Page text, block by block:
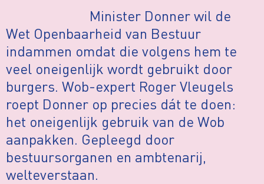
Minister Donner wil de
Wet Openbaarheid van Bestuur
indammen omdat die volgens hem te
veel oneigenlijk wordt gebruikt door
burgers. Wob-expert Roger Vleugels
roept Donner op precies dát te doen:
het oneigenlijk gebruik van de Wob
aanpakken. Gepleegd door
bestuursorganen en ambtenarij,
welteverstaan.